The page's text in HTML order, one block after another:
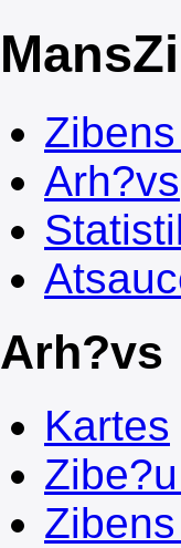
Mans
Arh?vs
Arh?vs
Kartes